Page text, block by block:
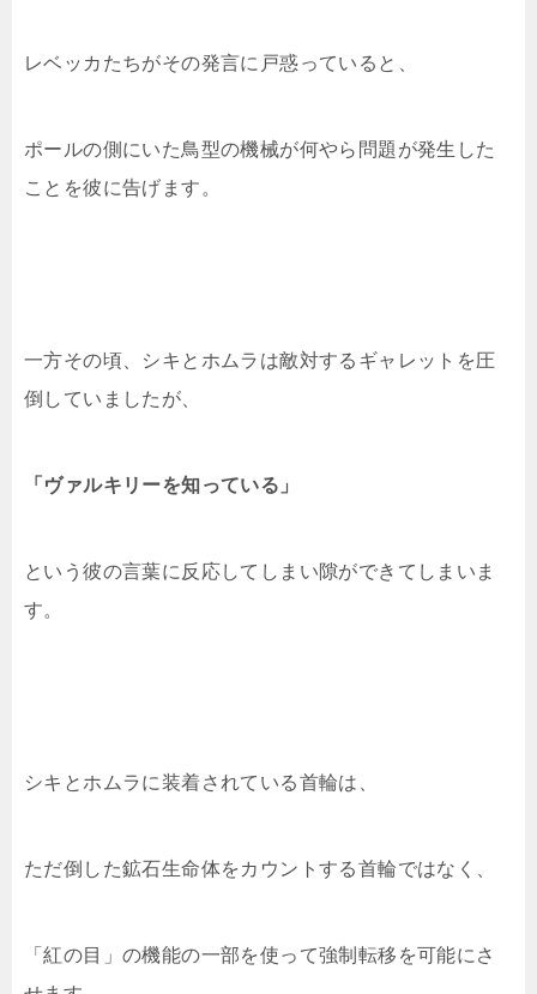
レベッカたちがその発言に戸惑っていると、
ポールの側にいた鳥型の機械が何やら問題が発生した
ことを彼に告げます。
一方その頃、シキとホムラは敵対するギャレットを圧
倒していましたが、
「ヴァルキリーを知っている」
という彼の言葉に反応してしまい隙ができてしまいま
す。
シキとホムラに装着されている首輪は、
ただ倒した鉱石生命体をカウントする首輪ではなく、
「紅の目」の機能の一部を使って強制転移を可能にさ